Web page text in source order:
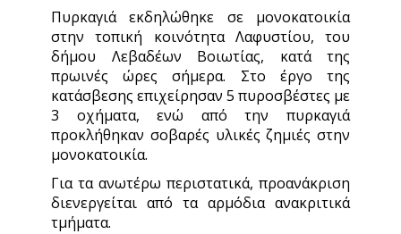
Πυρκαγιά εκδηλώθηκε σε μονοκατοικία
στην τοπική κοινότητα Λαφυστίου, του
δήμου Λεβαδέων Βοιωτίας, κατά της
πρωινές ώρες σήμερα. Στο έργο της
κατάσβεσης επιχείρησαν 5 πυροσβέστες με
3 οχήματα, ενώ από την πυρκαγιά
προκλήθηκαν σοβαρές υλικές ζημιές στην
μονοκατοικία.
Για τα ανωτέρω περιστατικά, προανάκριση
διενεργείται από τα αρμόδια ανακριτικά
τμήματα.